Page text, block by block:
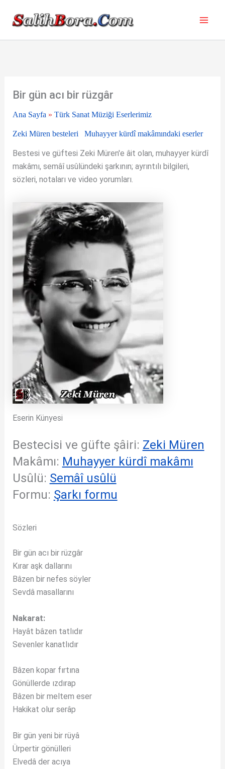
Bir gün acı bir rüzgâr
Ana Sayfa » Türk Sanat Müziği Eserlerimiz
Zeki Müren besteleri Muhayyer kürdî makâmındaki eserler
Bestesi ve güftesi Zeki Müren'e âit olan, muhayyer kürdî
makâmı, semâî usûlündeki şarkının; ayrıntılı bilgileri,
sözleri, notaları ve video yorumları.
Eserin Künyesi
Bestecisi ve güfte şâiri: Zeki Müren
Makâmı: Muhayyer kürdî makâmı
Usûlü: Semâî usûlü
Formu: Şarkı formu
Sözleri
Bir gün acı bir rüzgâr
Kırar aşk dallarını
Bâzen bir nefes söyler
Sevdâ masallarını
Nakarat:
Hayât bâzen tatlıdır
Sevenler kanatlıdır
Bâzen kopar fırtına
Gönüllerde ızdırap
Bâzen bir meltem eser
Hakikat olur serâp
Bir gün yeni bir rüyâ
Ürpertir gönülleri
Elvedâ der acıya